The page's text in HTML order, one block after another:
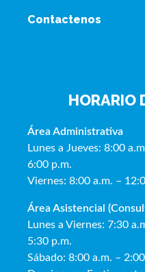
Contactenos
HORARIO
Área Administrativa
Lunes a Jueves: 8:00
6:00 p.m.
Viernes: 8:00 a.m. –
Área Asistencial
Lunes a Viernes: 7:30
5:30 p.m.
Sábado: 8:00 a.m. –